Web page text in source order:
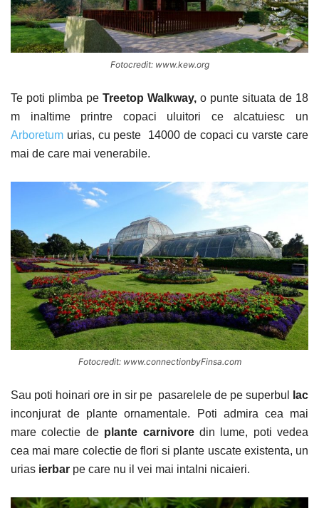
Fotocredit: www.kew.org
Te poti plimba pe Treetop Walkway, o punte situata de 18
m inaltime printre copaci uluitori ce alcatuiesc un
Arboretum urias, cu peste 14000 de copaci cu varste care
mai de care mai venerabile.
Fotocredit: www.connectionbyFinsa.com
Sau poti hoinari ore in sir pe pasarelele de pe superbul
lac
inconjurat de plante ornamentale. Poti admira cea mai
mare colectie de plante carnivoredin lume, poti vedea
cea mai mare colectie de flori si plante uscate existenta, un
urias ierbar pe care nu il vei mai intalni nicaieri.